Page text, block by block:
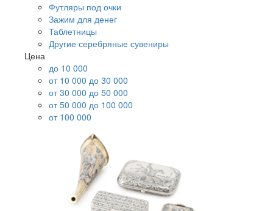
Футляры под очки
Зажим для денег
Таблетницы
Другие серебряные сувениры
Цена
до 10 000
от 10 000 до 30 000
от 30 000 до 50 000
от 50 000 до 100 000
от 100 000